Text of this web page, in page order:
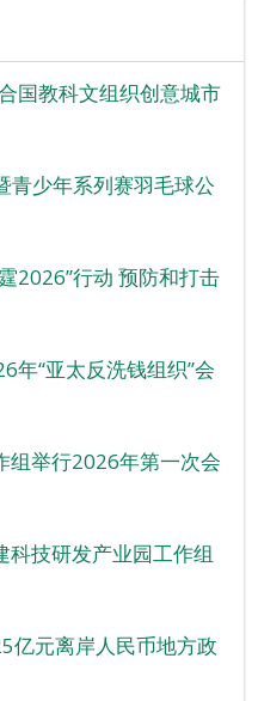
国教科文组织创意城市
青少年系列赛羽毛球公
2026”行动 预防和打击
年“亚太反洗钱组织”会
组举行2026年第一次会
科技研发产业园工作组
亿元离岸人民币地方政